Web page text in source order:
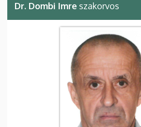
Dr. Dombi Imre szakorvos